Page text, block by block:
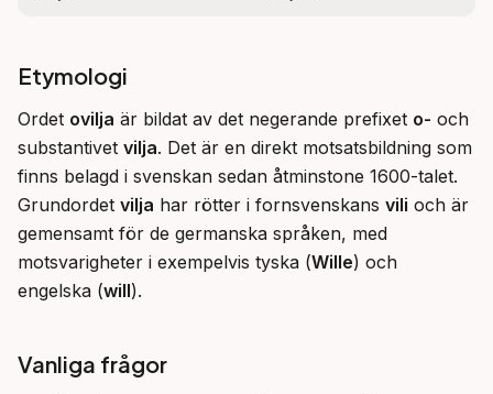
Etymologi
Ordet ovilja är bildat av det negerande prefixet o- och
substantivet vilja. Det är en direkt motsatsbildning som
finns belagd i svenskan sedan åtminstone 1600-talet.
Grundordet vilja har rötter i fornsvenskans vili och är
gemensamt för de germanska språken, med
motsvarigheter i exempelvis tyska (Wille) och
engelska (will).
Vanliga frågor